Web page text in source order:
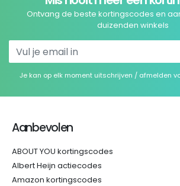
Ontvang de beste kortingscodes en
duizenden winkels
Je kan op elk moment uitschrijven / afmelden
Aanbevolen
ABOUT YOU kortingscodes
Albert Heijn actiecodes
Amazon kortingscodes